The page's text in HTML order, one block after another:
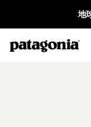
地